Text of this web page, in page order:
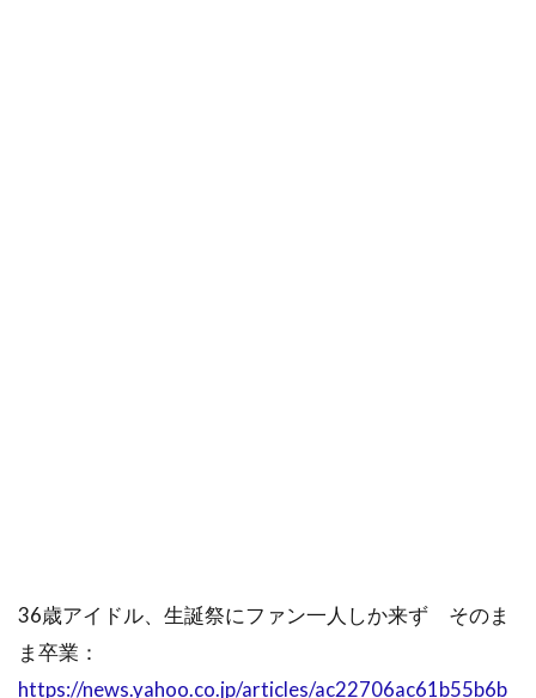
36歳アイドル、生誕祭にファン一人しか来ず そのま
ま卒業：
https://news.yahoo.co.jp/articles/ac22706ac61b55b6b